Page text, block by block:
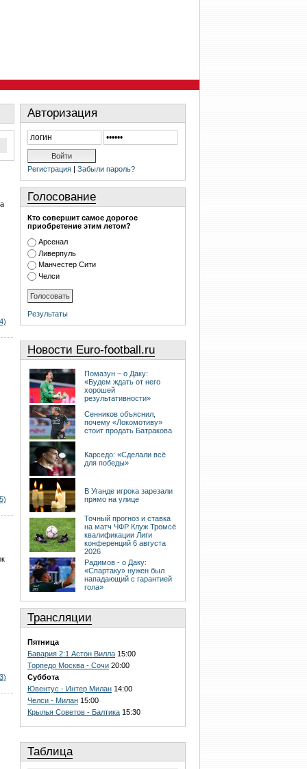
Авторизация
Регистрация | Забыли пароль?
Голосование
Кто совершит самое дорогое
приобретение этим летом?
Арсенал
Ливерпуль
Манчестер Сити
Челси
Результаты
Новости Euro-football.ru
Помазун – о Даку:
«Будем ждать от него
хорошей
результативности»
Сенников объяснил,
почему «Локомотиву»
стоит продать Батракова
Карседо: «Сделали всё
для победы»
В Уганде игрока зарезали
прямо на улице
Точный прогноз и ставка
на матч ЧФР Клуж Тромсё
квалификации Лиги
конференций 6 августа
2026
Радимов - о Даку:
«Спартаку» нужен был
нападающий с гарантией
гола»
Трансляции
Пятница
Бавария 2:1 Астон Вилла 15:00
Торпедо Москва - Сочи 20:00
Суббота
Ювентус - Интер Милан 14:00
Челси - Милан 15:00
Крылья Советов - Балтика 15:30
Таблица